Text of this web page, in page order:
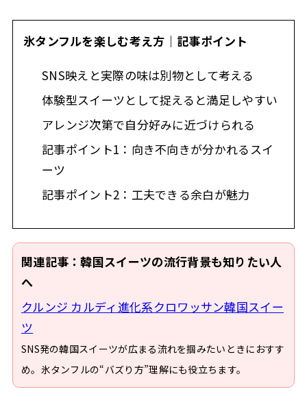
氷タンフルを楽しむ考え方｜記事ポイント
SNS映えと実際の味は別物として考える
体験型スイーツとして捉えると満足しやすい
アレンジ次第で自分好みに近づけられる
記事ポイント1：向き不向きが分かれるスイ
ーツ
記事ポイント2：工夫できる余白が魅力
関連記事：韓国スイーツの流行背景も知りたい人
へ
クルンジ カルディ進化系クロワッサン韓国スイー
ツ
SNS発の韓国スイーツが広まる流れを掴みたいときにおすす
め。氷タンフルの“バズり方”理解にも役立ちます。